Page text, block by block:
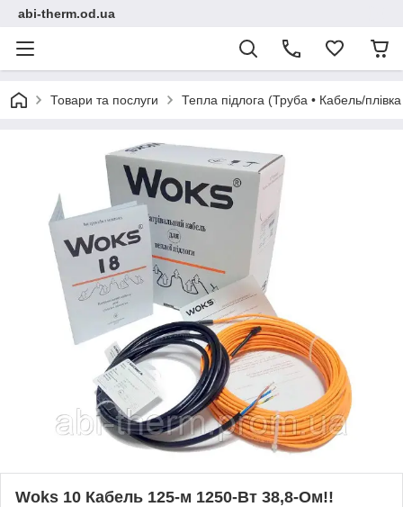
abi-therm.od.ua
Товари та послуги Тепла підлога (Труба • Кабель/
Woks 10 Кабель 125-м 1250-Вт 38,8-Ом!!